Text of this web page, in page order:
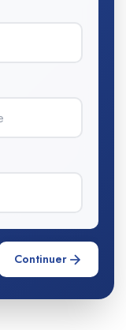
Continuer